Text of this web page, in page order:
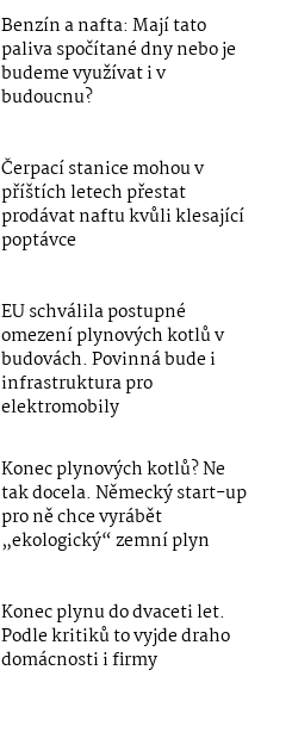
Benzín a nafta: Mají tato
paliva spočítané dny nebo je
budeme využívat i v
budoucnu?
Čerpací stanice mohou v
příštích letech přestat
prodávat naftu kvůli klesající
poptávce
EU schválila postupné
omezení plynových kotlů v
budovách. Povinná bude i
infrastruktura pro
elektromobily
Konec plynových kotlů? Ne
tak docela. Německý start-up
pro ně chce vyrábět
„ekologický“ zemní plyn
Konec plynu do dvaceti let.
Podle kritiků to vyjde draho
domácnosti i firmy